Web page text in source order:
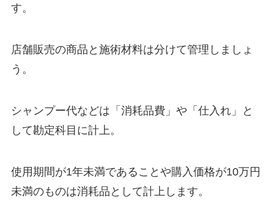
す。
店舗販売の商品と施術材料は分けて管理しましょ
う。
シャンプー代などは「消耗品費」や「仕入れ」と
して勘定科目に計上。
使用期間が1年未満であることや購入価格が10万円
未満のものは消耗品として計上します。